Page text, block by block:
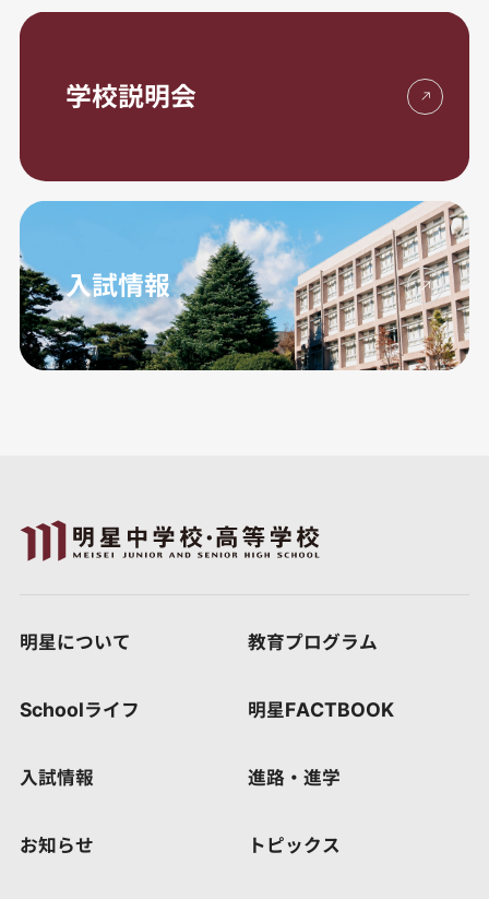
学校説明会
入試情報
明星について 教育プログラム
Schoolライフ 明星FACTBOOK
入試情報 進路・進学
お知らせ トピックス